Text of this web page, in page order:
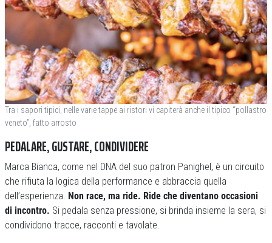
Tra i sapori tipici, nelle varie tappe ai ristori vi capiterà anche il tipico “pollastro
veneto”, fatto arrosto
PEDALARE, GUSTARE, CONDIVIDERE
Marca Bianca, come nel DNA del suo patron Panighel, è un circuito
che rifiuta la logica della performance e abbraccia quella
dell’esperienza. Non race, ma ride. Ride che diventano occasioni
di incontro. Si pedala senza pressione, si brinda insieme la sera, si
condividono tracce, racconti e tavolate.